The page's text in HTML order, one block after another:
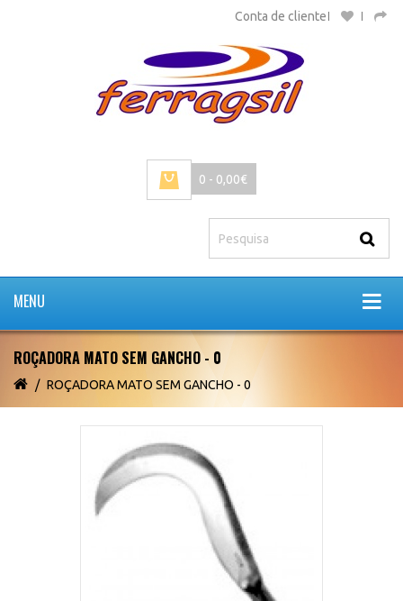
Conta de cliente
0 - 0,00€
MENU
ROÇADORA MATO SEM GANCHO - 0
ROÇADORA MATO SEM GANCHO - 0